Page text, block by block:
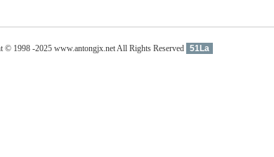
© 1998 -2025 www.antongjx.net All Rights Reserved 51La